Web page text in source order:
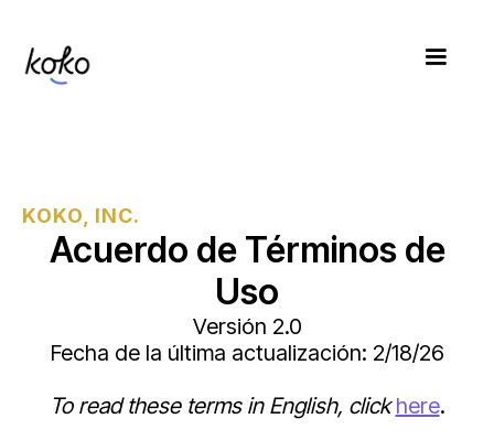
KOKO, INC.
Acuerdo de Términos de
Uso
Versión 2.0
Fecha de la última actualización: 2/18/26
To read these terms in English, clickhere.